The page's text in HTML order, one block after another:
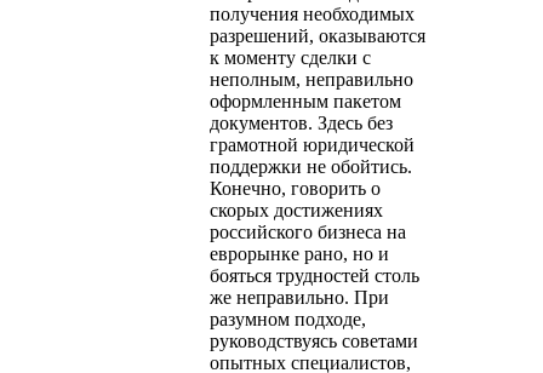
получения необходимых
разрешений, оказываются
к моменту сделки с
неполным, неправильно
оформленным пакетом
документов. Здесь без
грамотной юридической
поддержки не обойтись.
Конечно, говорить о
скорых достижениях
российского бизнеса на
еврорынке рано, но и
бояться трудностей столь
же неправильно. При
разумном подходе,
руководствуясь советами
опытных специалистов,